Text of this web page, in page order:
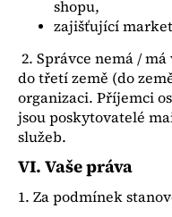
shopu,
zajišťující
2. Správce nemá /
do třetí země (do
organizaci. Příjemci
jsou poskytovatelé
služeb.
VI. Vaše práva
1. Za podmínek